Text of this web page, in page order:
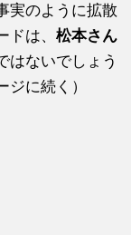
実のように拡散
ドは、松本さん
はないでしょう
に続く）